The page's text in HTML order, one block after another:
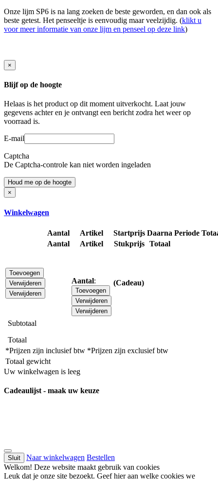
Onze lijm SP6 is na lang zoeken de beste geworden, en dan ook als
beste getest. Het penseeltje is eenvoudig maar veelzijdig. (klikt u
voor meer informatie van onze lijm en penseel op deze link)
×
Blijf op de hoogte
Helaas is het product op dit moment uitverkocht. Laat jouw
gegevens achter en je ontvangt een bericht zodra het weer op
voorraad is.
E-mail
Captcha
De Captcha-controle kan niet worden ingeladen
Houd me op de hoogte
×
Winkelwagen
Aantal Artikel Startprijs Daarna Periode
Aantal
Artikel Stukprijs Totaal
Toevoegen
Verwijderen
Verwijderen
Aantal:
Toevoegen
Verwijderen
Verwijderen
(Cadeau)
Subtotaal
Totaal
*Prijzen zijn inclusief btw *Prijzen zijn exclusief btw
Totaal gewicht
Uw winkelwagen is leeg
Cadeaulijst - maak uw keuze
Sluit Naar winkelwagen Bestellen
Welkom! Deze website maakt gebruik van cookies
Leuk dat je onze site bezoekt. Geef hier aan welke cookies we